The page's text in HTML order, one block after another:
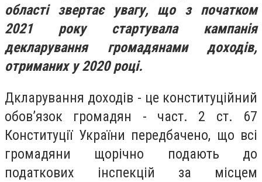
області звертає увагу, що з початком
2021 року стартувала кампанія
декларування громадянами доходів,
отриманих у 2020 році.
Дкларування доходів - це конституційний
обов’язок громадян - част. 2 ст. 67
Конституції України передбачено, що всі
громадяни щорічно подають до
податкових інспекцій за місцем